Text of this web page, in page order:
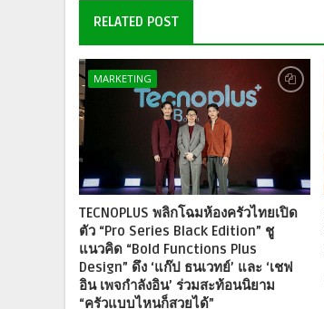
RELATED POST
MARKETING
TECNOPLUS พลิกโฉมห้องครัวไทยเปิด
ตัว “Pro Series Black Edition” ชู
แนวคิด “Bold Functions Plus
Design” ดึง ‘แก๊ป ธนเวทย์’ และ ‘เชฟ
อิน เพจกำลังอิน’ ร่วมสะท้อนนิยาม
“ครัวแบบไหนก็สวยได้”